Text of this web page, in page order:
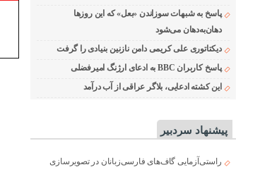
پاسخ به شبهات سوزاندن «بعل» که این روزها
دهان‌به‌دهان می‌شود
دیکتاتوری علی کریمی دامن نازنین بنیادی را گرفت
پاسخ کاربران BBC به ادعای ارژنگ امیرفضلی
این کشته ادعایی، بلاگر عراقی از آب درآمد
پیشنهاد سردبیر
راستی‌آزمایی گاف‌های فارسی‌زبانان در تصویرسازی